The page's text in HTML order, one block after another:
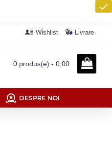
Wishlist Livrare
0 produs(e) - 0,00
DESPRE NOI